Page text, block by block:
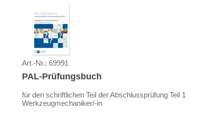
Art.-Nr.: 69991
PAL-Prüfungsbuch
für den schriftlichen Teil der Abschlussprüfung Teil 1
Werkzeugmechaniker/-in